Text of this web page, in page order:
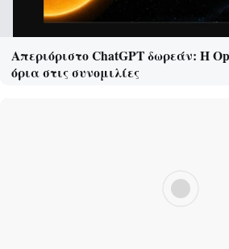
Απεριόριστο ChatGPT δωρεάν: Η
όρια στις συνομιλίες